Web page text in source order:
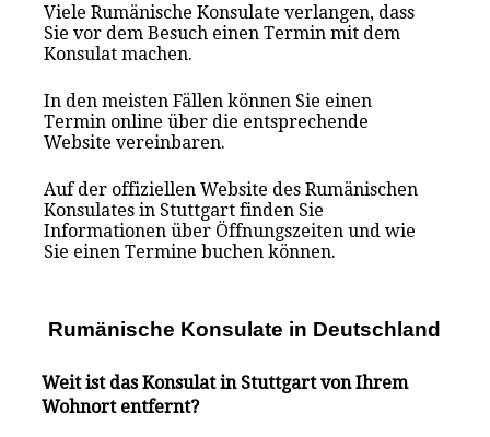
Viele Rumänische Konsulate verlangen, dass
Sie vor dem Besuch einen Termin mit dem
Konsulat machen.
In den meisten Fällen können Sie einen
Termin online über die entsprechende
Website vereinbaren.
Auf der offiziellen Website des Rumänischen
Konsulates in Stuttgart finden Sie
Informationen über Öffnungszeiten und wie
Sie einen Termine buchen können.
Rumänische Konsulate in Deutschland
Weit ist das Konsulat in Stuttgart von Ihrem
Wohnort entfernt?